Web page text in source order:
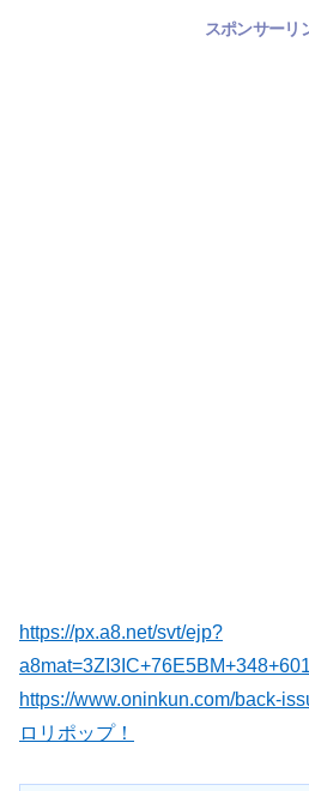
スポンサーリ
https://px.a8.net/svt/ejp?
https://www.oninkun.com/back-
ロリポップ！